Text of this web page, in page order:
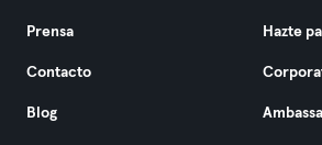
Prensa
Contacto
Blog
Hazte